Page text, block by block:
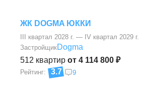
ЖК DOGMA ЮККИ
III квартал 2028 г. — IV квартал 2029 г.
512 квартир от 4 114 800 ₽
ЗастройщикDogma
Рейтинг: 3.7 9